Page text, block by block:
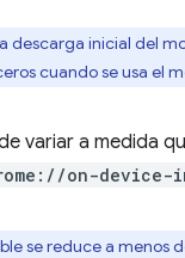
descarga inicial del
cuando se usa el
variar a medida
on-device-
se reduce a menos